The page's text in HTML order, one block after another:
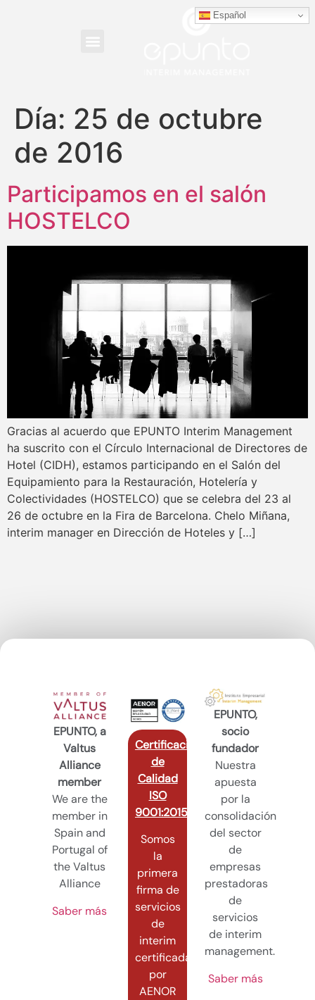
Día: 25 de octubre
de 2016
Participamos en el salón
HOSTELCO
Gracias al acuerdo que EPUNTO Interim Management
ha suscrito con el Círculo Internacional de Directores de
Hotel (CIDH), estamos participando en el Salón del
Equipamiento para la Restauración, Hotelería y
Colectividades (HOSTELCO) que se celebra del 23 al
26 de octubre en la Fira de Barcelona. Chelo Miñana,
interim manager en Dirección de Hoteles y […]
EPUNTO, a
Valtus
Alliance
member
We are the
member in
Spain and
Portugal of
the Valtus
Alliance
Saber más
Certificación
de
Calidad
ISO
9001:2015
Somos
la
primera
firma de
servicios
de
interim
certificada
por
AENOR
EPUNTO,
socio
fundador
Nuestra
apuesta
por la
consolidación
del sector
de
empresas
prestadoras
de
servicios
de interim
management.
Saber más
Español